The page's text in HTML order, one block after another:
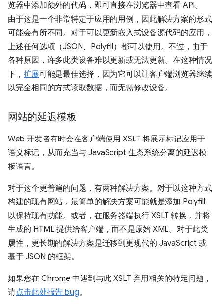
览器中添加额外的代码，即可直接在浏览器中查看 API。
由于这是一个非常特定于应用的用例，因此解决方案的形式
可能会有所不同。对于可以更新嵌入式设备源代码的应用，
上述任何选项（JSON、Polyfill）都可以使用。不过，由于
各种原因，许多此类设备难以更新或无法更新。在这种情况
下， 扩展可能是最佳选择，因为它可以让客户端浏览器继续
以完全相同的方式读取数据，而无需修改设备。
网站的延迟模板
Web 开发者有时会在客户端使用 XSLT 将展示标记应用于
语义标记，从而充当与 JavaScript 生态系统分离的延迟模
板语言。
对于这个更普遍的问题，有两种解决方案。对于以这种方式
构建的现有网站，最简单的解决方案可能就是添加 Polyfill
以保持现有功能。或者，在服务器端执行 XSLT 转换，并将
生成的 HTML 提供给客户端，而不是原始 XML。对于此类
属性，更长期的解决方案是迁移到更现代的 JavaScript 或
基于 JSON 的框架。
如果您在 Chrome 中遇到与此 XSLT 弃用相关的特定问题，
请点击此处报告 bug。